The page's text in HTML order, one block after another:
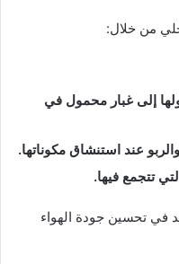
من خلال:
إلى غبار محمول في
عند استنشاق مكوناتها.
تتجمع فيها.
في تحسين جودة الهواء